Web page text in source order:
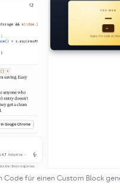
Code für einen Custom Block